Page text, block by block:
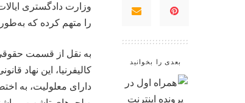
بعدی را بخوانید
وزارت دادگستری
را متهم کرده که
به نقل از قسمت حقوقی
کالیفرنیا، این نهاد
دارای معلولیت، به